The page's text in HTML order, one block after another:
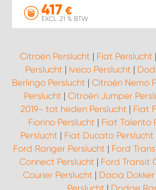
417 €
EXCL. 21 % BTW
Citroën Perslucht | Fiat Perslucht |
Perslucht | Iveco Perslucht |
Berlingo Perslucht | Citroën Nemo
Perslucht | Citroën Jumper
2019- tot heden Perslucht | Fiat
Fiorino Perslucht | Fiat Talento
Perslucht | Fiat Ducato Perslucht
Ford Ranger Perslucht | Ford
Connect Perslucht | Ford Transit
Courier Perslucht | Dacia
WORK SYSTEM WILLEMSTAD
WORK SYSTEM ZWARTEBROEK